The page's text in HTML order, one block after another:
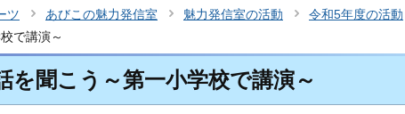
ツ あびこの魅力発信室 魅力発信室の活動
令和5年度の活動
で講演～
を聞こう～第一小学校で講演～